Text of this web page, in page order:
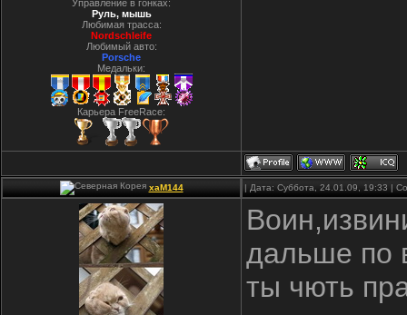
Управление в гонках:
Руль, мышь
Любимая трасса:
Nordschleife
Любимый авто:
Porsche
Медальки:
Карьера FreeRace:
xaM144 | Дата: Суббота, 24.01.09, 19:33 |
дальше по
ты чють